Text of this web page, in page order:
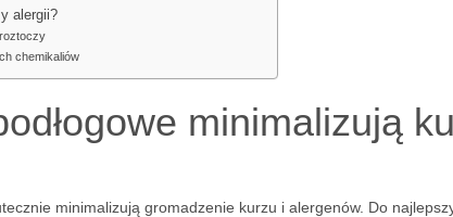
alergii?
chemikaliów
minimalizują
minimalizują gromadzenie kurzu i alergenów. Do